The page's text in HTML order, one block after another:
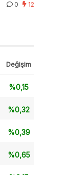
0 12
Değişim
%0,15
%0,32
%0,39
%0,65